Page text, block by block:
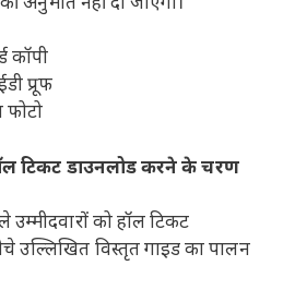
कॉपी
प्रूफ
फोटो
टिकट डाउनलोड करने के चरण
उम्मीदवारों को हॉल टिकट
उल्लिखित विस्तृत गाइड का पालन